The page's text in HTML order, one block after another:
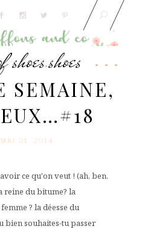
shoes,shoes
SEMAINE,
MAI 01. 2014
ce qu'on veut ! (ah, ben,
reine du bitume? la
? la déesse du
bien souhaites-tu passer